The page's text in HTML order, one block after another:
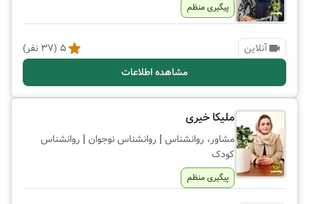
پیگیری منظم
آنلاین 5
(
37 نفر)
مشاهده اطلاعات
ملیکا خیری
مشاور، روانشناس | روانشناس نوجوان | روانشناس
کودک
پیگیری منظم